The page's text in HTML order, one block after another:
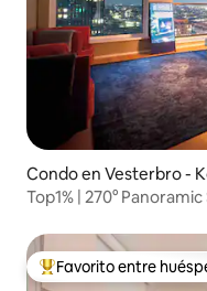
Condo en Vesterbro -
Top1% | 270°
Favorito entre
Favorito entre